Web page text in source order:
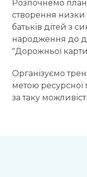
Розпочнемо
створення низки
батьків дітей з
народження до
"Дорожньої
Організуємо
метою
за таку